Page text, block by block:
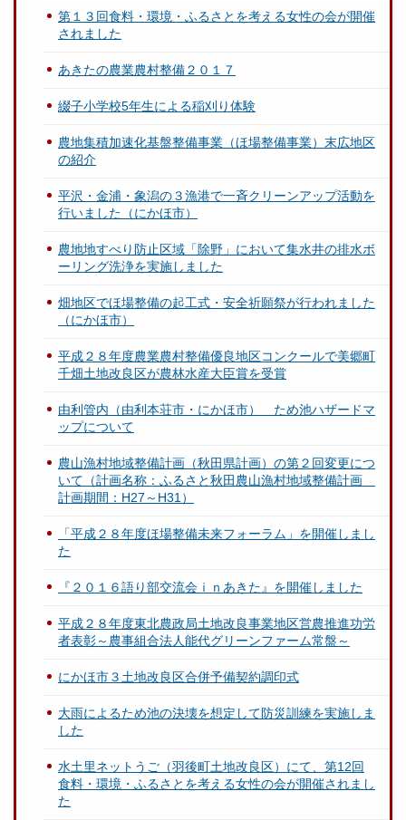
第１３回食料・環境・ふるさとを考える女性の会が開催
されました
あきたの農業農村整備２０１７
綴子小学校5年生による稲刈り体験
農地集積加速化基盤整備事業（ほ場整備事業）末広地区
の紹介
平沢・金浦・象潟の３漁港で一斉クリーンアップ活動を
行いました（にかほ市）
農地地すべり防止区域「除野」において集水井の排水ボ
ーリング洗浄を実施しました
畑地区でほ場整備の起工式・安全祈願祭が行われました
（にかほ市）
平成２８年度農業農村整備優良地区コンクールで美郷町
千畑土地改良区が農林水産大臣賞を受賞
由利管内（由利本荘市・にかほ市） ため池ハザードマ
ップについて
農山漁村地域整備計画（秋田県計画）の第２回変更につ
いて（計画名称：ふるさと秋田農山漁村地域整備計画
計画期間：H27～H31）
「平成２８年度ほ場整備未来フォーラム」を開催しまし
た
『２０１６語り部交流会ｉｎあきた』を開催しました
平成２８年度東北農政局土地改良事業地区営農推進功労
者表彰～農事組合法人能代グリーンファーム常盤～
にかほ市３土地改良区合併予備契約調印式
大雨によるため池の決壊を想定して防災訓練を実施しま
した
水土里ネットうご（羽後町土地改良区）にて、第12回
食料・環境・ふるさとを考える女性の会が開催されまし
た